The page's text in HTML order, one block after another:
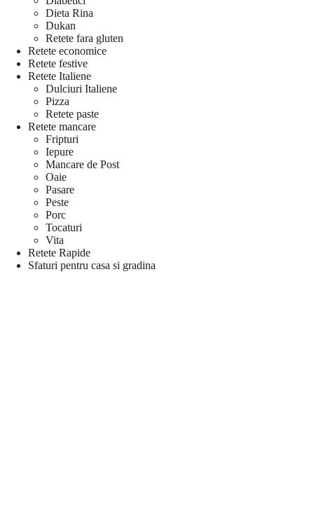
Dieta Rina
Dukan
Retete fara gluten
Retete economice
Retete festive
Retete Italiene
Dulciuri Italiene
Pizza
Retete paste
Retete mancare
Fripturi
Iepure
Mancare de Post
Oaie
Pasare
Peste
Porc
Tocaturi
Vita
Retete Rapide
Sfaturi pentru casa si gradina